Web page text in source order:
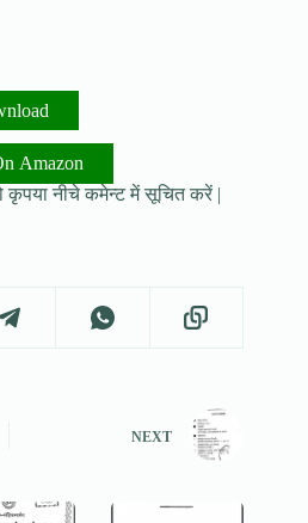
Amazon
कृपया नीचे कमेन्ट में सूचित करें |
NEXT